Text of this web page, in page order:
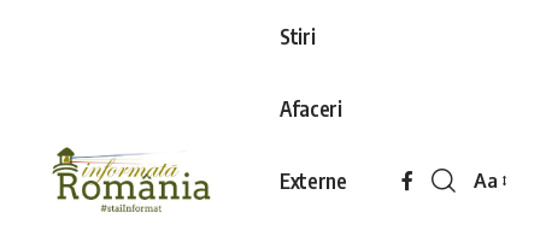
Stiri
Afaceri
Externe Aa